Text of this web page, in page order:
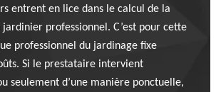
entrent en lice dans le calcul de la
professionnel. C’est pour cette
professionnel du jardinage fixe
Si le prestataire intervient
seulement d’une manière ponctuelle,